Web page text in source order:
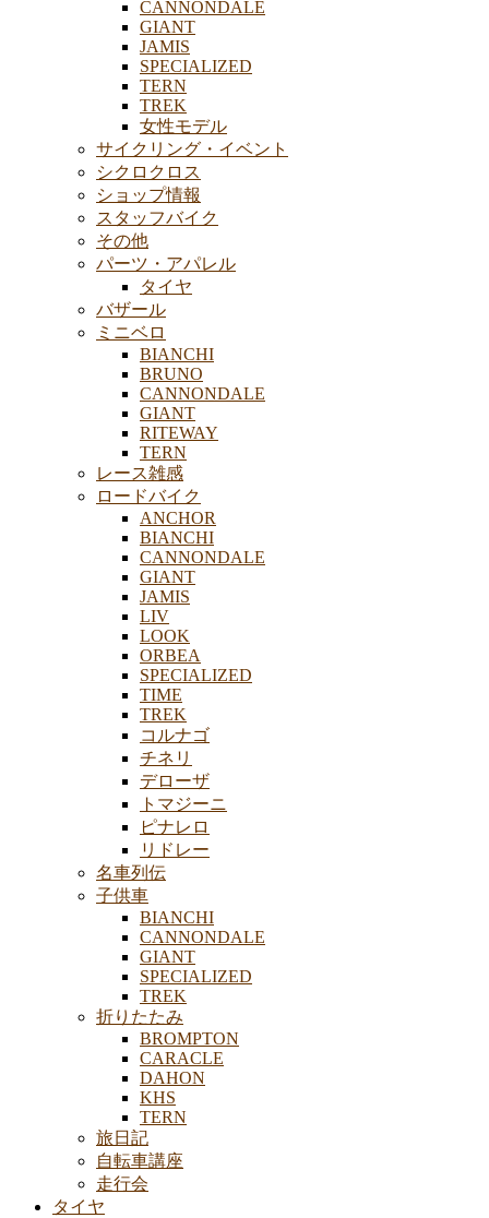
CANNONDALE
GIANT
JAMIS
SPECIALIZED
TERN
TREK
女性モデル
サイクリング・イベント
シクロクロス
ショップ情報
スタッフバイク
その他
パーツ・アパレル
タイヤ
バザール
ミニベロ
BIANCHI
BRUNO
CANNONDALE
GIANT
RITEWAY
TERN
レース雑感
ロードバイク
ANCHOR
BIANCHI
CANNONDALE
GIANT
JAMIS
LIV
LOOK
ORBEA
SPECIALIZED
TIME
TREK
コルナゴ
チネリ
デローザ
トマジーニ
ピナレロ
リドレー
名車列伝
子供車
BIANCHI
CANNONDALE
GIANT
SPECIALIZED
TREK
折りたたみ
BROMPTON
CARACLE
DAHON
KHS
TERN
旅日記
自転車講座
走行会
タイヤ